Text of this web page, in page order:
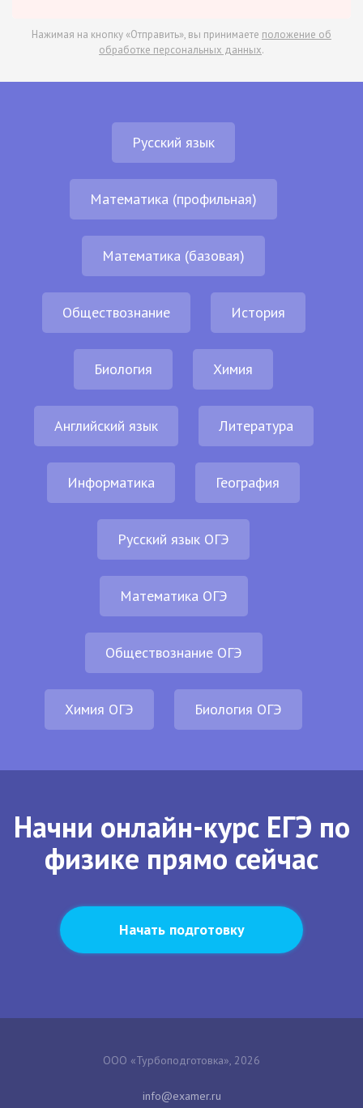
Нажимая на кнопку «Отправить», вы принимаете положение об
обработке персональных данных.
Русский язык
Математика (профильная)
Математика (базовая)
Обществознание История
Биология Химия
Английский язык Литература
Информатика География
Русский язык ОГЭ
Математика ОГЭ
Обществознание ОГЭ
Химия ОГЭ Биология ОГЭ
Начни онлайн-курс ЕГЭ по
физике прямо сейчас
Начать подготовку
ООО «Турбоподготовка», 2026